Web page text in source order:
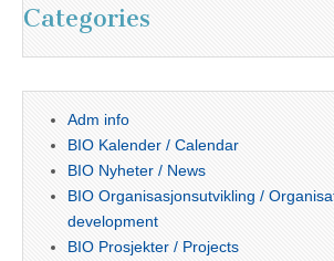
Categories
Adm info
BIO Kalender / Calendar
BIO Nyheter / News
BIO Organisasjonsutvikling /
development
BIO Prosjekter / Projects